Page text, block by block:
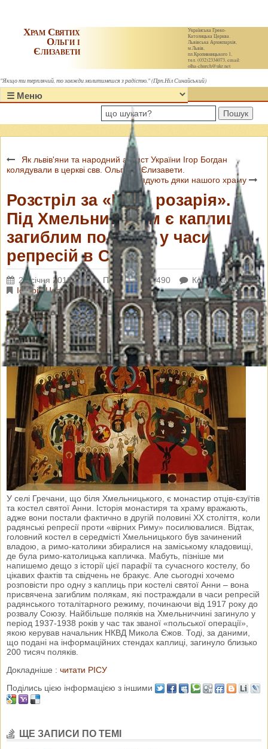
Українська Греко-
Католицька Церква.
Львівська Архиєпархія,
м.Львів,
пл.Кропивницького 1,
тел. (032)2334073, email:
olha-church@ukr.net
Храм Святих
Ольги і
Єлизавети
"Якщо ти терплячий, то завжди молитимешся з радістю." (Прп.Ніл Синайський)
Пошук
Як львів'яни та народний артист України Ігор Богдан
колядували в церкві свв. Ольги та Єлизавети.
Колядують дяки нашого храму
Розстріл за «Коло розарія».
Під Хмельницьким є каплиця
загиблим полякам у часи
репресій в СРСР
25 січня 2018 р. Переглядів: 3490
Коментарі: 0
Історія Церкви
У селі Гречани, що біля Хмельницького, є монастир отців-єзуїтів
та костел святої Анни. Історія монастиря та храму вражають,
адже вони постали фактично в другій половині ХХ століття, коли
радянські репресії проти «вірних Риму» посилювалися. Відтак,
головний костел в середмісті Хмельницького був зачинений
владою, а римо-католики збиралися на заміському кладовищі,
де була римо-католицька капличка. Мабуть, пізніше ми
напишемо дещо з історії цієї парафії та сучасного костелу, бо
цікавих фактів та свідчень не бракує. Але сьогодні хочемо
розповісти про одну з каплиць при костелі святої Анни – вона
присвячена загиблим полякам, які постраждали в часи репресій
радянського тоталітарного режиму, починаючи від 1917 року до
розвалу Союзу. Найбільше поляків на Хмельниччині загинуло у
період 1937-1938 років у час так званої «польської операції»,
якою керував начальник НКВД Микола Єжов. Тоді, за даними,
що подані на інформаційних стендах каплиці, загинуло близько
200 тисяч поляків.
Докладніше : читати РІСУ
Поділись цією інформацією з іншими
ЩЕ ЗАПИСИ ПО ТЕМІ